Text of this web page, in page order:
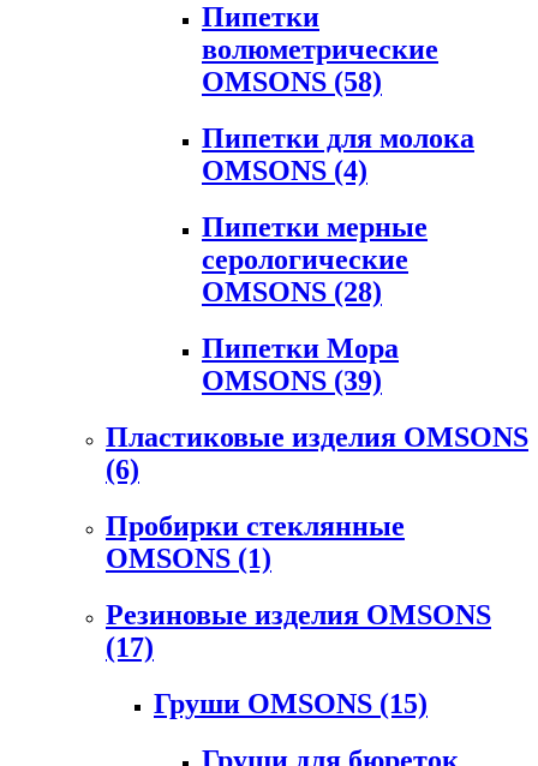
Пипетки
волюметрические
OMSONS (58)
Пипетки для молока
OMSONS (4)
Пипетки мерные
серологические
OMSONS (28)
Пипетки Мора
OMSONS (39)
Пластиковые изделия OMSONS
(6)
Пробирки стеклянные
OMSONS (1)
Резиновые изделия OMSONS
(17)
Груши OMSONS (15)
Груши для бюреток